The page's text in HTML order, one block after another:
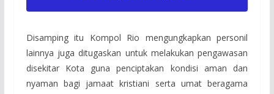
Disamping itu Kompol Rio mengungkapkan personil
lainnya juga ditugaskan untuk melakukan pengawasan
disekitar Kota guna penciptakan kondisi aman dan
nyaman bagi jamaat kristiani serta umat beragama